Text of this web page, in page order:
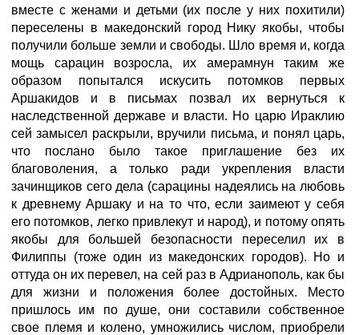
вместе с женами и детьми (их после у них похитили)
переселены в македонский город Нику якобы, чтобы
получили больше земли и свободы. Шло время и, когда
мощь сарацин возросла, их амерамнун таким же
образом попытался искусить потомков первых
Аршакидов и в письмах позвал их вернуться к
наследственной державе и власти. Но царю Ираклию
сей замысел раскрыли, вручили письма, и понял царь,
что послано было такое приглашение без их
благоволения, а только ради укрепления власти
зачинщиков сего дела (сарацины надеялись на любовь
к древнему Аршаку и на то что, если заимеют у себя
его потомков, легко привлекут и народ), и потому опять
якобы для большей безопасности переселил их в
Филиппы (тоже один из македонских городов). Но и
оттуда он их перевел, на сей раз в Адрианополь, как бы
для жизни и положения более достойных. Место
пришлось им по душе, они составили собственное
свое племя и колено, умножились числом, приобрели